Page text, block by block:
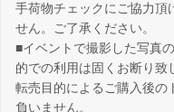
手荷物チェックにご協力頂
せん。ご了承ください。
■イベントで撮影した写真
的での利用は固くお断り致
転売目的によるご購入後の
負いません。